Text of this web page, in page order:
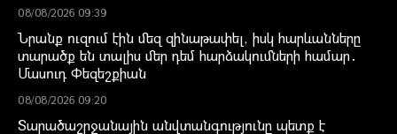
08/08/2026 09:39
Նրանք ուզում էին մեզ զինաթափել, իսկ հարևանները
տարածք են տալիս մեր դեմ հարձակումների համար․
Մասուդ Փեզեշքիան
08/08/2026 09:20
Տարածաշրջանային անվտանգությունը պետք է